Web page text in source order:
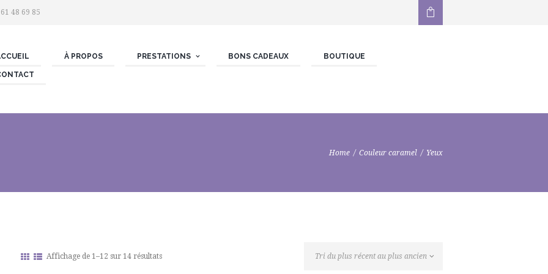
48 69 85
À PROPOS PRESTATIONS BONS CADEAUX BOUTIQUE
Home Couleur caramel Yeux
Affichage de 1–12 sur 14 résultats